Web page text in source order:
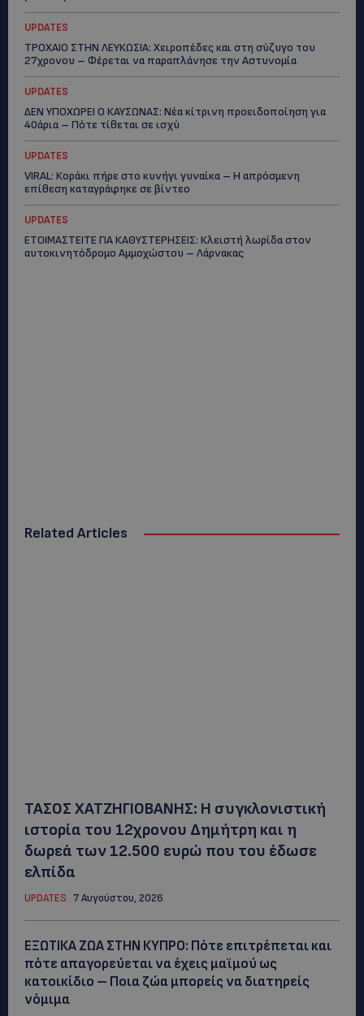
UPDATES
ΤΡΟΧΑΙΟ ΣΤΗΝ ΛΕΥΚΩΣΙΑ: Χειροπέδες και στη σύζυγο του
27χρονου – Φέρεται να παραπλάνησε την Αστυνομία
UPDATES
ΔΕΝ ΥΠΟΧΩΡΕΙ Ο ΚΑΥΣΩΝΑΣ: Νέα κίτρινη προειδοποίηση για
40άρια – Πότε τίθεται σε ισχύ
UPDATES
VIRAL: Κοράκι πήρε στο κυνήγι γυναίκα – Η απρόσμενη
επίθεση καταγράφηκε σε βίντεο
UPDATES
ΕΤΟΙΜΑΣΤΕΙΤΕ ΓΙΑ ΚΑΘΥΣΤΕΡΗΣΕΙΣ: Κλειστή λωρίδα στον
αυτοκινητόδρομο Αμμοχώστου – Λάρνακας
Related Articles
ΤΑΣΟΣ ΧΑΤΖΗΓΙΟΒΑΝΗΣ: Η συγκλονιστική
ιστορία του 12χρονου Δημήτρη και η
δωρεά των 12.500 ευρώ που του έδωσε
ελπίδα
UPDATES 7 Αυγούστου, 2026
ΕΞΩΤΙΚΑ ΖΩΑ ΣΤΗΝ ΚΥΠΡΟ: Πότε επιτρέπεται και
πότε απαγορεύεται να έχεις μαϊμού ως
κατοικίδιο – Ποια ζώα μπορείς να διατηρείς
νόμιμα